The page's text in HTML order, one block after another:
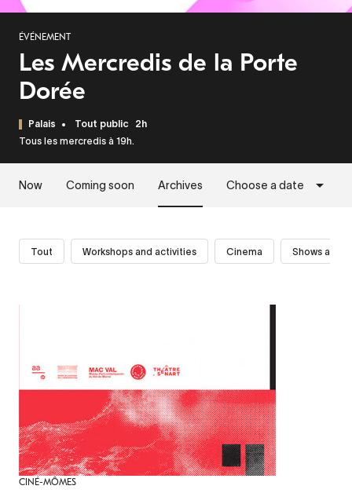
ÉVÉNEMENT
Les Mercredis de la Porte
Dorée
Palais Tout public 2h
Tous les mercredis à 19h.
Now Coming soon Archives Choose a date
Tout Workshops and activities Cinema Shows and
CINÉ-MÔMES